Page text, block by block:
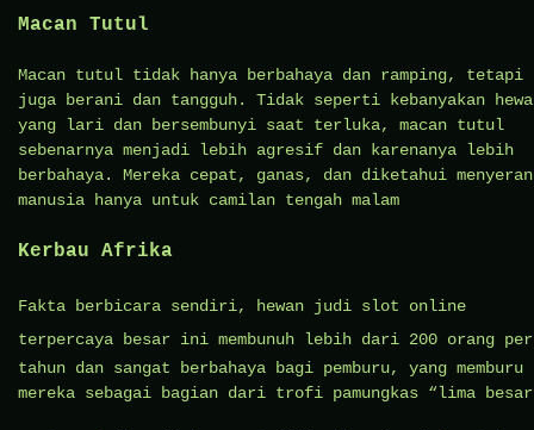
Macan Tutul
Macan tutul tidak hanya berbahaya dan ramping, tetapi
juga berani dan tangguh. Tidak seperti kebanyakan
yang lari dan bersembunyi saat terluka, macan tutul
sebenarnya menjadi lebih agresif dan karenanya lebih
berbahaya. Mereka cepat, ganas, dan diketahui
manusia hanya untuk camilan tengah malam
Kerbau Afrika
Fakta berbicara sendiri, hewan judi slot online
terpercaya besar ini membunuh lebih dari 200 orang per
tahun dan sangat berbahaya bagi pemburu, yang memburu
mereka sebagai bagian dari trofi pamungkas “lima